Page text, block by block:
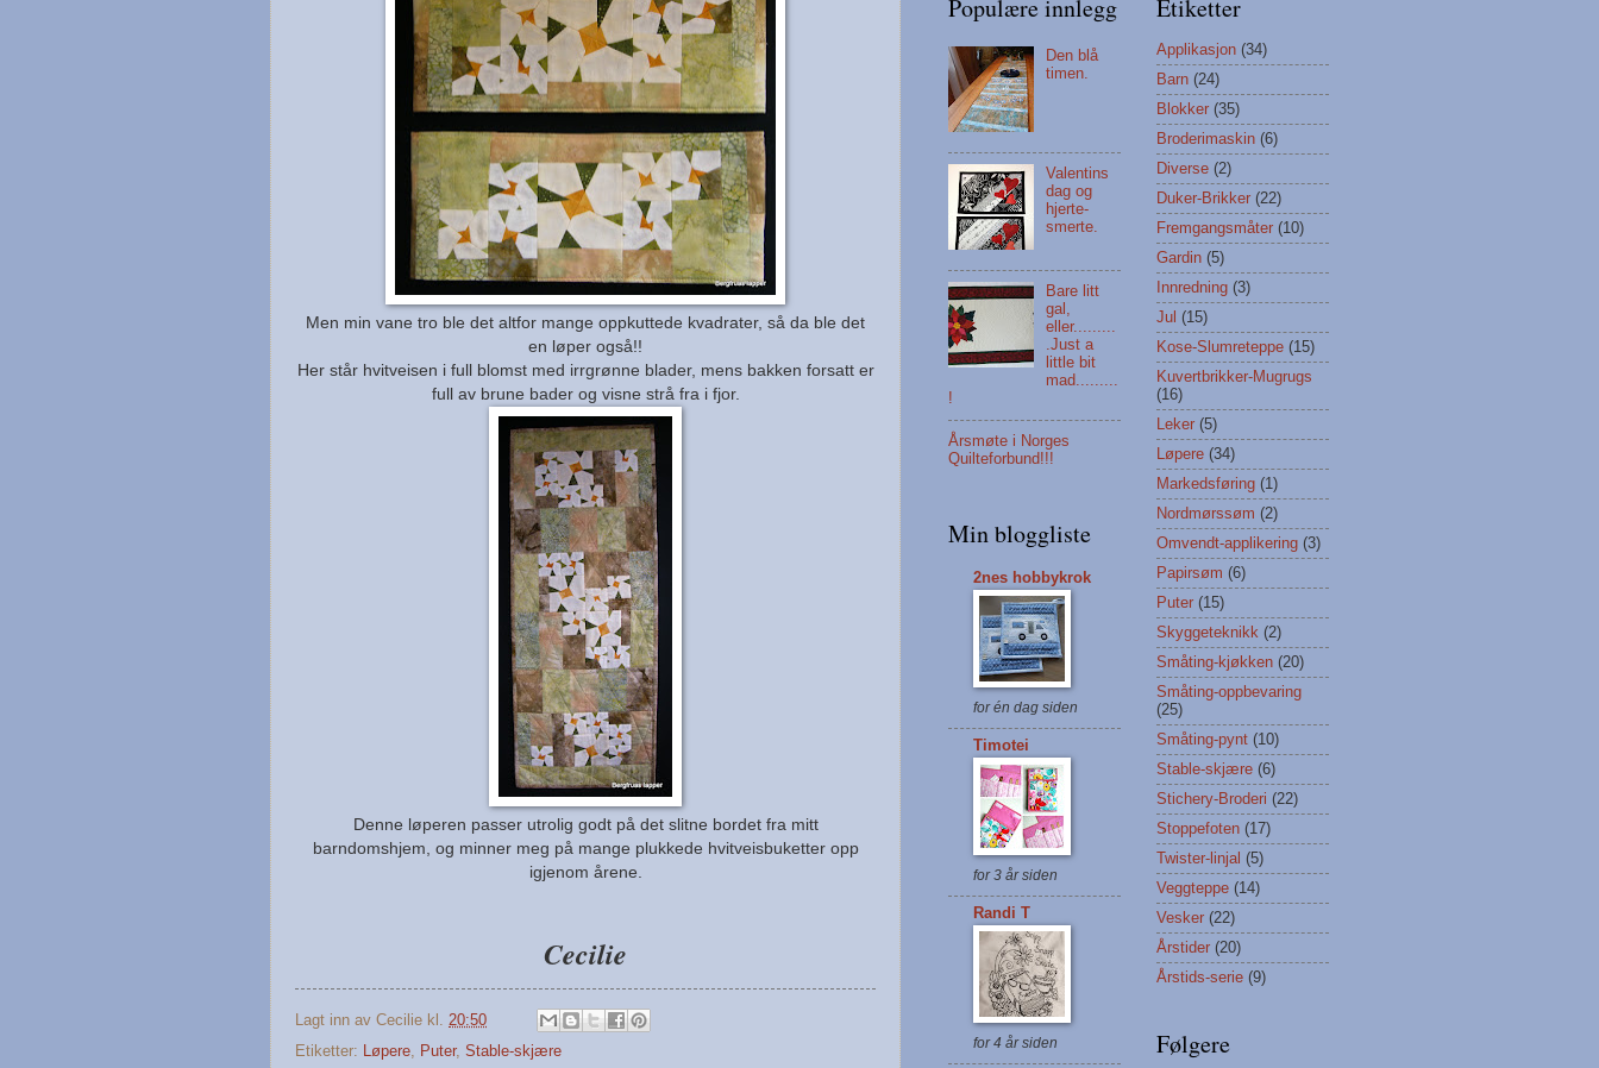
Men min vane tro ble det altfor mange oppkuttede kvadrater, så da ble det
en løper også!!
Her står hvitveisen i full blomst med irrgrønne blader, mens bakken forsatt er
full av brune bader og visne strå fra i fjor.
Denne løperen passer utrolig godt på det slitne bordet fra mitt
barndomshjem, og minner meg på mange plukkede hvitveisbuketter opp
igjenom årene.
Cecilie
Lagt inn av Cecilie kl. 20:50
Etiketter: Løpere, Puter, Stable-skjære
Populære innlegg
Den blå
timen.
Valentins
dag og
hjerte-
smerte.
Bare litt
gal,
eller.........
.Just a
little bit
mad.........
!
Årsmøte i Norges
Quilteforbund!!!
Min bloggliste
2nes hobbykrok
for én dag siden
Timotei
for 3 år siden
Randi T
for 4 år siden
Etiketter
Applikasjon (34)
Barn (24)
Blokker (35)
Broderimaskin (6)
Diverse (2)
Duker-Brikker (22)
Fremgangsmåter (10)
Gardin (5)
Innredning (3)
Jul (15)
Kose-Slumreteppe (15)
Kuvertbrikker-Mugrugs
(16)
Leker (5)
Løpere (34)
Markedsføring (1)
Nordmørssøm (2)
Omvendt-applikering (3)
Papirsøm (6)
Puter (15)
Skyggeteknikk (2)
Småting-kjøkken (20)
Småting-oppbevaring
(25)
Småting-pynt (10)
Stable-skjære (6)
Stichery-Broderi (22)
Stoppefoten (17)
Twister-linjal (5)
Veggteppe (14)
Vesker (22)
Årstider (20)
Årstids-serie (9)
Følgere